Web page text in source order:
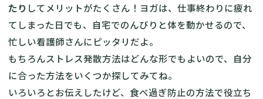
たり してメリットがたくさん！ヨガは、仕事終わりに疲れ
てしまった日でも、自宅でのんびりと体を動かせるので、
忙しい看護師さんにピッタリだよ。
もちろんストレス発散方法はどんな形でもよいので、自分
に合った方法をいくつか探してみてね。
いろいろとお伝えしたけど、食べ過ぎ防止の方法で役立ち